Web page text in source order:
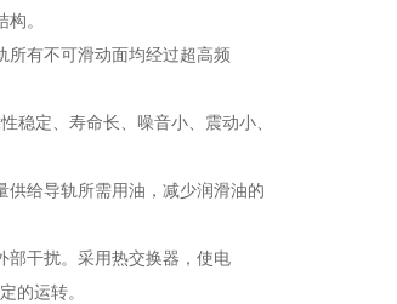
。
所有不可滑动面均经过超高频
稳定、寿命长、噪音小、震动小、
给导轨所需用油，减少润滑油的
部干扰。采用热交换器，使电
的运转。